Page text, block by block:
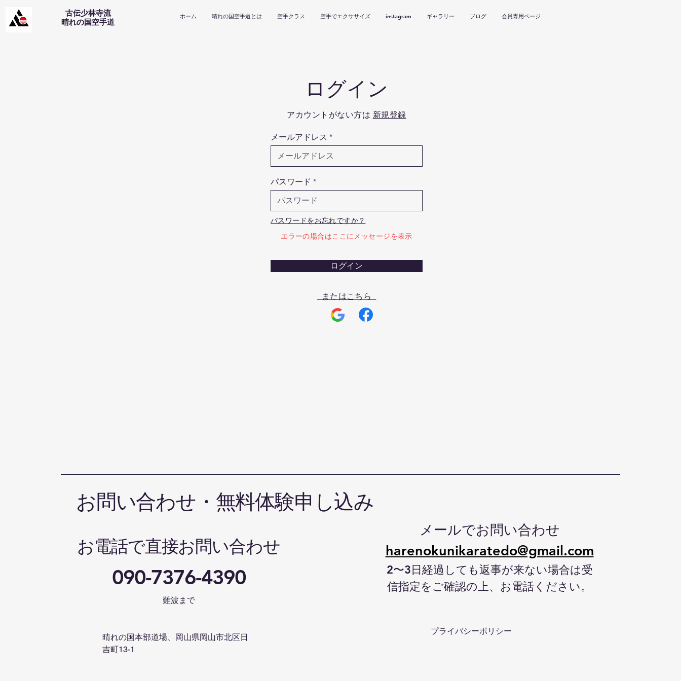
古伝少林寺流
​晴れの国空手道
ホーム 晴れの国空手道とは 空手クラス 空手でエクササイズ instagram ギャラリー ブログ 会員専用ページ
ログイン
アカウントがない方は 新規登録
メールアドレス
パスワード
パスワードをお忘れですか？
エラーの場合はここにメッセージを表示
ログイン
またはこちら
お問い合わせ・無料体験申し込み
お電話で直接お問い合わせ
090-7376-4390
難波まで
晴れの国本部道場、岡山県岡山市北区日
吉町13-1
メールでお問い合わせ
harenokunikaratedo@gmail.com
2〜3日経過しても返事が来ない場合は受
信指定をご確認の上、お電話ください。
プライバシーポリシー